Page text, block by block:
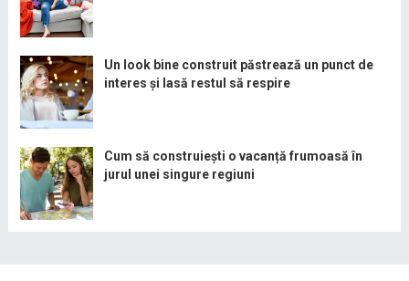
Un look bine construit păstrează un punct de
interes și lasă restul să respire
Cum să construiești o vacanță frumoasă în
jurul unei singure regiuni